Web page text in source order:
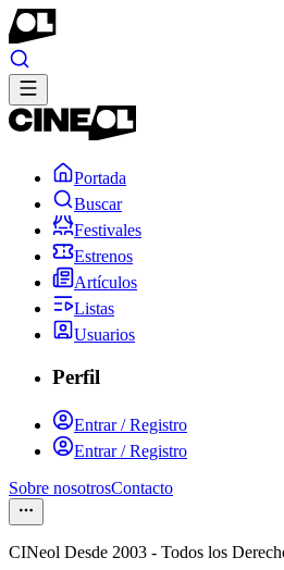
Portada
Buscar
Festivales
Estrenos
Artículos
Listas
Usuarios
Perfil
Entrar / Registro
Entrar / Registro
Sobre nosotrosContacto
CINeol Desde 2003 - Todos los